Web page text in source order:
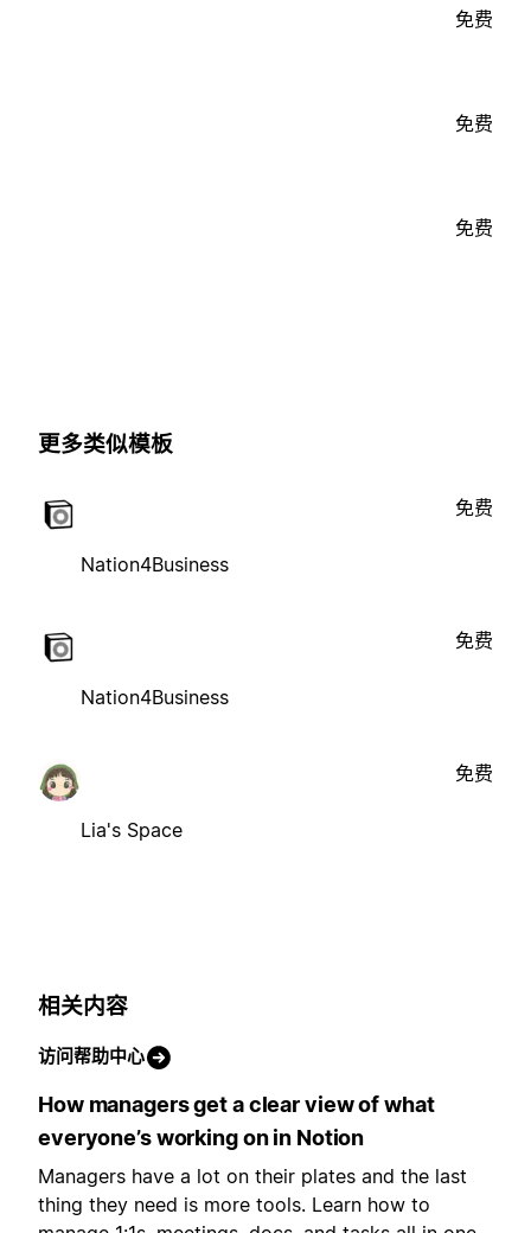
免费
免费
免费
更多类似模板
Nation4Business
免费
Nation4Business
免费
Lia's Space
免费
相关内容
访问帮助中心
How managers get a clear view of what
everyone’s working on in Notion
Managers have a lot on their plates and the last
thing they need is more tools. Learn how to